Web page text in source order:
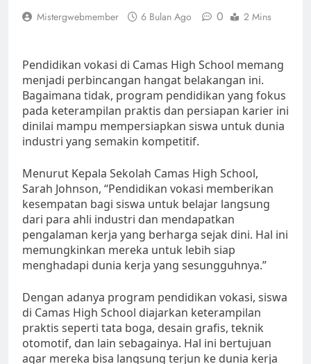
Mistergwebmember 6 Bulan Ago 0 2 Mins
Pendidikan vokasi di Camas High School memang
menjadi perbincangan hangat belakangan ini.
Bagaimana tidak, program pendidikan yang fokus
pada keterampilan praktis dan persiapan karier ini
dinilai mampu mempersiapkan siswa untuk dunia
industri yang semakin kompetitif.
Menurut Kepala Sekolah Camas High School,
Sarah Johnson, “Pendidikan vokasi memberikan
kesempatan bagi siswa untuk belajar langsung
dari para ahli industri dan mendapatkan
pengalaman kerja yang berharga sejak dini. Hal ini
memungkinkan mereka untuk lebih siap
menghadapi dunia kerja yang sesungguhnya.”
Dengan adanya program pendidikan vokasi, siswa
di Camas High School diajarkan keterampilan
praktis seperti tata boga, desain grafis, teknik
otomotif, dan lain sebagainya. Hal ini bertujuan
agar mereka bisa langsung terjun ke dunia kerja